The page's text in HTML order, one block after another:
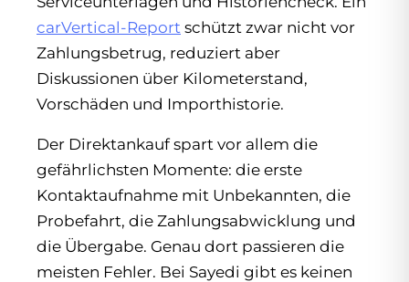
carVertical-Report schützt zwar nicht vor
Zahlungsbetrug, reduziert aber
Diskussionen über Kilometerstand,
Vorschäden und Importhistorie.
Der Direktankauf spart vor allem die
gefährlichsten Momente: die erste
Kontaktaufnahme mit Unbekannten, die
Probefahrt, die Zahlungsabwicklung und
die Übergabe. Genau dort passieren die
meisten Fehler. Bei Sayedi gibt es keinen